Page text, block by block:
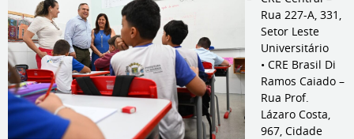
Rua 227-A, 331,
Setor Leste
Universitário
• CRE Brasil Di
Ramos Caiado –
Rua Prof.
Lázaro Costa,
967, Cidade